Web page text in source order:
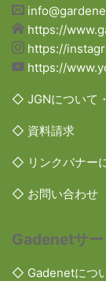
https://
https://
https://
◇ JGNについて
◇ 資料請求
◇ リンクバナー
◇ お問い合わせ
Gadenetサー
◇ Gadenetにつ